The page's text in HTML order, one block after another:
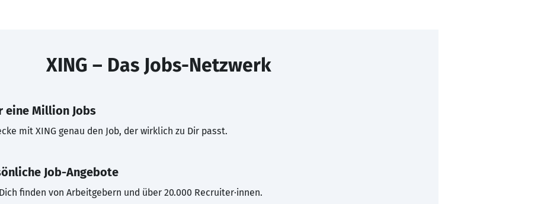
XING – Das Jobs-Netzwerk
eine Million Jobs
mit XING genau den Job, der wirklich zu Dir passt.
Job-Angebote
finden von Arbeitgebern und über 20.000 Recruiter·innen.